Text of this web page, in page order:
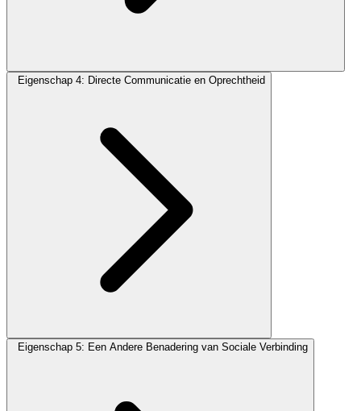
Eigenschap 4: Directe Communicatie en Oprechtheid
Eigenschap 5: Een Andere Benadering van Sociale Verbinding